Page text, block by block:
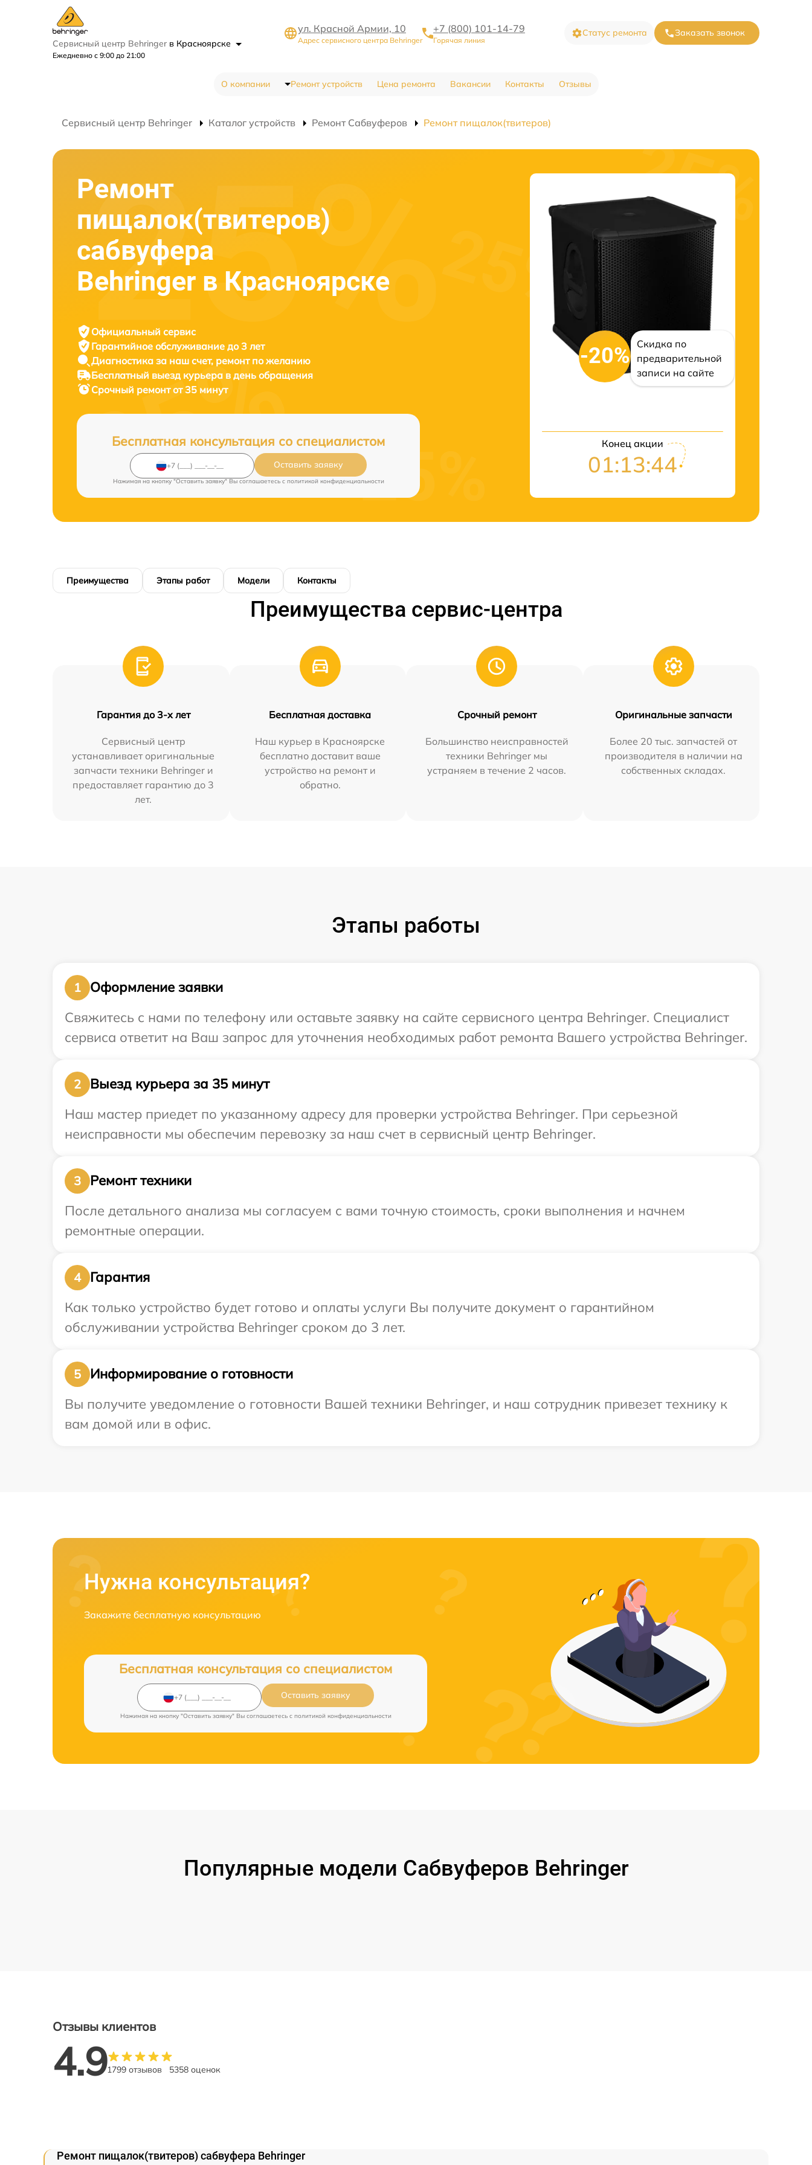
Сервисный центр Behringer в Красноярске
Ежедневно с 9:00 до 21:00
ул. Красной Армии, 10
Адрес сервисного центра Behringer
+7 (800) 101-14-79
Горячая линия
Статус ремонта Заказать звонок
О компании Ремонт устройств Цена ремонта Вакансии Контакты Отзывы
Сервисный центр Behringer Каталог устройств Ремонт Сабвуферов Ремонт пищалок(твитеров)
Ремонт
пищалок(твитеров)
сабвуфера
Behringer в Красноярске
Официальный сервис
Гарантийное обслуживание до 3 лет
Диагностика за наш счет, ремонт по желанию
Бесплатный выезд курьера в день обращения
Срочный ремонтот 35 минут
Бесплатная консультация со специалистом
Оставить заявку
Нажимая на кнопку "Оставить заявку" Вы соглашаетесь c политикой конфиденциальности
-20%
Скидка по
предварительной
записи на сайте
Конец акции
01:13:43
Преимущества Этапы работ Модели Контакты
Преимущества сервис-центра
Гарантия до 3-х лет
Сервисный центр
устанавливает оригинальные
запчасти техники Behringer и
предоставляет гарантию до 3
лет.
Бесплатная доставка
Наш курьер в Красноярске
бесплатно доставит ваше
устройство на ремонт и
обратно.
Срочный ремонт
Большинство неисправностей
техники Behringer мы
устраняем в течение 2 часов.
Оригинальные запчасти
Более 20 тыс. запчастей от
производителя в наличии на
собственных складах.
Этапы работы
1
Оформление заявки
Свяжитесь с нами по телефону или оставьте заявку на сайте сервисного центра Behringer. Специалист
сервиса ответит на Ваш запрос для уточнения необходимых работ ремонта Вашего устройства Behringer.
2
Выезд курьера за 35 минут
Наш мастер приедет по указанному адресу для проверки устройства Behringer. При серьезной
неисправности мы обеспечим перевозку за наш счет в сервисный центр Behringer.
3
Ремонт техники
После детального анализа мы согласуем с вами точную стоимость, сроки выполнения и начнем
ремонтные операции.
4
Гарантия
Как только устройство будет готово и оплаты услуги Вы получите документ о гарантийном
обслуживании устройства Behringer сроком до 3 лет.
5
Информирование о готовности
Вы получите уведомление о готовности Вашей техники Behringer, и наш сотрудник привезет технику к
вам домой или в офис.
Нужна консультация?
Закажите бесплатную консультацию
Бесплатная консультация со специалистом
Оставить заявку
Нажимая на кнопку "Оставить заявку" Вы соглашаетесь c политикой конфиденциальности
Популярные модели Сабвуферов Behringer
Отзывы клиентов
4.91799 отзывов 5358 оценок
Ремонт пищалок(твитеров) сабвуфера Behringer